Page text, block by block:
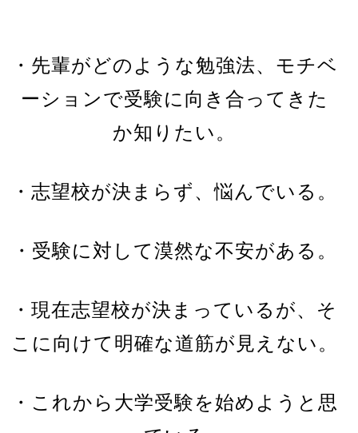
・先輩がどのような勉強法、モチベ
ーションで受験に向き合ってきた
か知りたい。
・志望校が決まらず、悩んでいる。
・受験に対して漠然な不安がある。
・現在志望校が決まっているが、そ
こに向けて明確な道筋が見えない。
・これから大学受験を始めようと思